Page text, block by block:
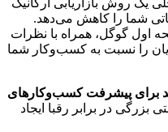
یک روش بازاریابی ارگانیک
شما را کاهش می‌دهد.
اول گوگل، همراه با نظرات
را نسبت به کسب‌وکار شما
برای پیشرفت کسب‌وکارهای
بزرگی در برابر رقبا ایجاد